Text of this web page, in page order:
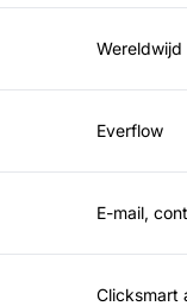
Wereldwijd
Everflow
E-mail,
Clicksmart